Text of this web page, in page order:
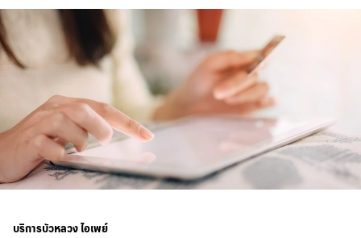
บริการบัวหลวง ไอเพย์